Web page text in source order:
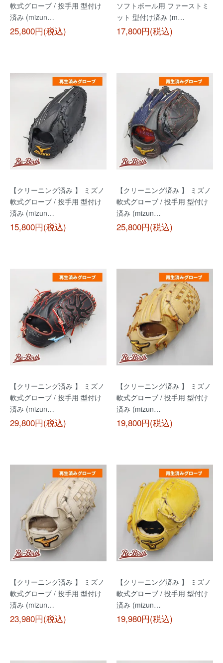
軟式グローブ / 投手用 型付け
済み (mizun…
25,800円(税込)
ソフトボール用 ファーストミ
ット 型付け済み (m…
17,800円(税込)
【クリーニング済み 】 ミズノ
軟式グローブ / 投手用 型付け
済み (mizun…
15,800円(税込)
【クリーニング済み 】 ミズノ
軟式グローブ / 投手用 型付け
済み (mizun…
25,800円(税込)
【クリーニング済み 】 ミズノ
軟式グローブ / 投手用 型付け
済み (mizun…
29,800円(税込)
【クリーニング済み 】 ミズノ
軟式グローブ / 投手用 型付け
済み (mizun…
19,800円(税込)
【クリーニング済み 】 ミズノ
軟式グローブ / 投手用 型付け
済み (mizun…
23,980円(税込)
【クリーニング済み 】 ミズノ
軟式グローブ / 投手用 型付け
済み (mizun…
19,980円(税込)